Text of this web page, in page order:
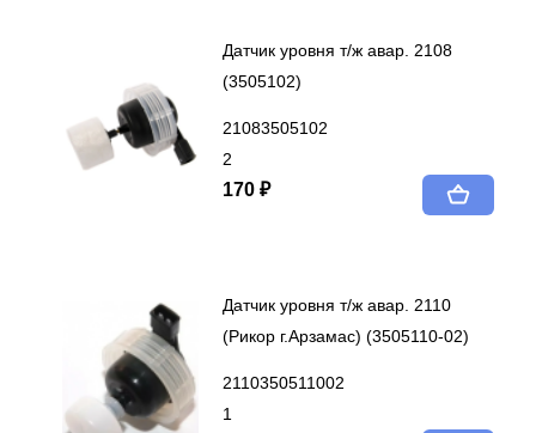
Датчик уровня т/ж авар. 2108
(3505102)
21083505102
2
170 ₽
Датчик уровня т/ж авар. 2110
(Рикор г.Арзамас) (3505110-02)
2110350511002
1